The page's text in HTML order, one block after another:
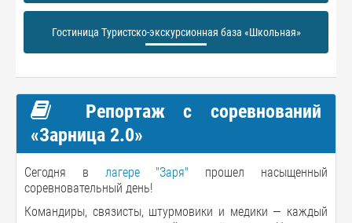
Гостиница Туристско-экскурсионная база «Школьная»
Репортаж с соревнований
«Зарница 2.0»
Сегодня в лагере "Заря" прошел насыщенный
соревновательный день!
Командиры, связисты, штурмовики и медики — каждый